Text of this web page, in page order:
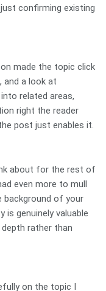
confirming existing
made the topic click
and a look at
related areas,
right the reader
post just enables it.
about for the rest of
even more to mull
background of your
is genuinely valuable
rather than
on the topic I